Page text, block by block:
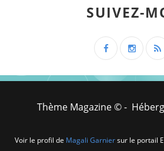
SUIVEZ-
Thème Magazine © -
Voir le profil de Magali Garniersur le portail